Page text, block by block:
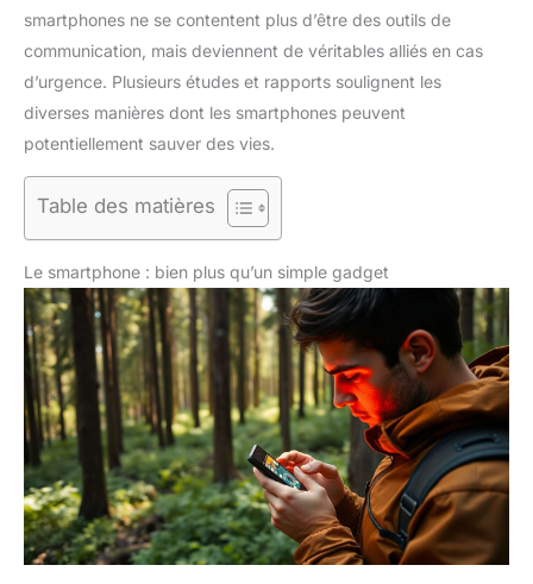
smartphones ne se contentent plus d’être des outils de
communication, mais deviennent de véritables alliés en cas
d’urgence. Plusieurs études et rapports soulignent les
diverses manières dont les smartphones peuvent
potentiellement sauver des vies.
Table des matières
Le smartphone : bien plus qu’un simple gadget